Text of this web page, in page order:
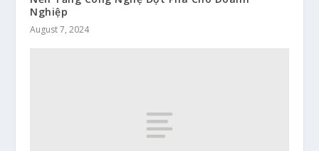
Nghiệp
August 7, 2024